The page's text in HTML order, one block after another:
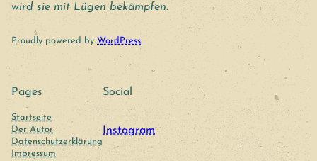
wird sie mit Lügen bekämpfen.
Proudly powered by WordPress
Pages
Startseite
Der Autor
Datenschutzerklärung
Impressum
Social
Instagram